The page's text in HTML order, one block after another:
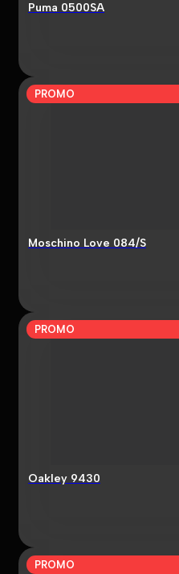
Puma 0500SA
PROMO
Moschino Love 084/S
PROMO
Oakley 9430
PROMO